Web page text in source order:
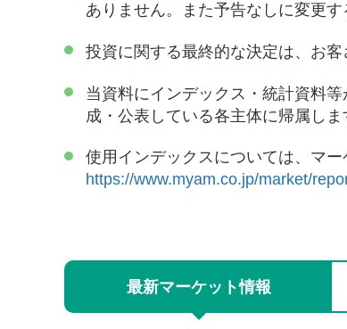
ありません。また予告なしに変更す
投資に関する最終的な決定は、お
当資料にインデックス・統計資料
成・公表している各主体に帰属しま
使用インデックスについては、マ
https://www.myam.co.jp/market/
最新マーケット情報